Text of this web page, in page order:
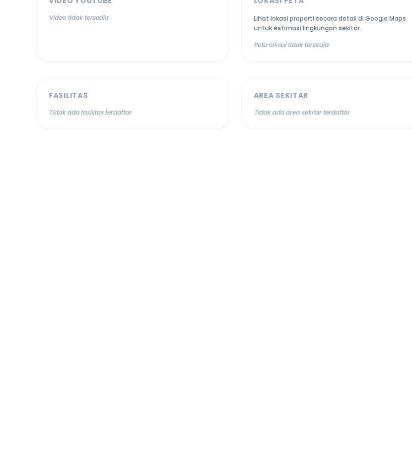
Video tidak tersedia
Lihat lokasi properti secara detail di Google Maps
untuk estimasi lingkungan sekitar.
Peta lokasi tidak tersedia
FASILITAS
Tidak ada fasilitas terdaftar
AREA SEKITAR
Tidak ada area sekitar terdaftar